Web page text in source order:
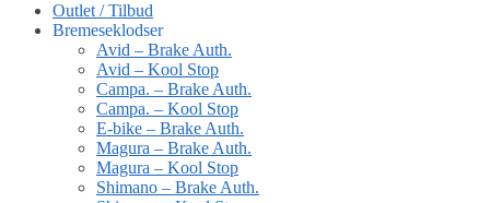
Outlet / Tilbud
Bremeseklodser
Avid – Brake Auth.
Avid – Kool Stop
Campa. – Brake Auth.
Campa. – Kool Stop
E-bike – Brake Auth.
Magura – Brake Auth.
Magura – Kool Stop
Shimano – Brake Auth.